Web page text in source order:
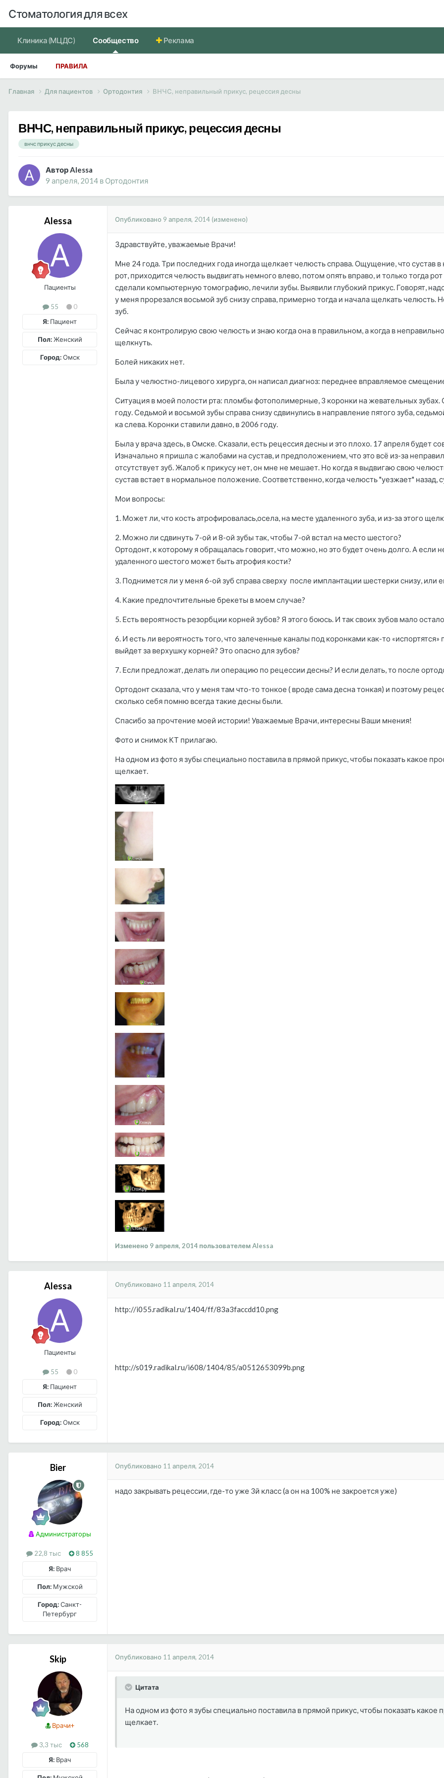
Стоматология для всех
Клиника (МЦДС) Сообщество
Форумы ПРАВИЛА
Реклама
Главная Для пациентов Ортодонтия ВНЧС, неправильный прикус, рецессия десны
ВНЧС, неправильный прикус, рецессия десны
внчс прикус десны
Автор Alessa
9 апреля, 2014 в Ортодонтия
Alessa
Пациенты
55
0
Я: Пациент
Пол:Женский
Город:Омск
Опубликовано 9 апреля, 2014 (изменено)
Здравствуйте, уважаемые Врачи!
Мне 24 года. Три последних года иногда щелкает челюсть справа. Ощущение, что
рот, приходится челюсть выдвигать немного влево, потом опять вправо, и только тогда
сделали компьютерную томографию, лечили зубы. Выявили глубокий прикус. Говорят,
у меня прорезался восьмой зуб снизу справа, примерно тогда и начала щелкать
зуб.
Сейчас я контролирую свою челюсть и знаю когда она в правильном, а когда в
щелкнуть.
Болей никаких нет.
Была у челюстно-лицевого хирурга, он написал диагноз: переднее вправляемое
Ситуация в моей полости рта: пломбы фотополимерные, 3 коронки на жевательных зубах.
году. Седьмой и восьмой зубы справа снизу сдвинулись в направление пятого зуба,
ка слева. Коронки ставили давно, в 2006 году.
Была у врача здесь, в Омске. Сказали, есть рецессия десны и это плохо. 17 апреля будет
Изначально я пришла с жалобами на сустав, и предположением, что это всё из-за
отсутствует зуб. Жалоб к прикусу нет, он мне не мешает. Но когда я выдвигаю свою
сустав встает в нормальное положение. Соответственно, когда челюсть "уезжает" назад,
Мои вопросы:
1. Может ли, что кость атрофировалась,осела, на месте удаленного зуба, и из-за этого
2. Можно ли сдвинуть 7-ой и 8-ой зубы так, чтобы 7-ой встал на место шестого?
Ортодонт, к которому я обращалась говорит, что можно, но это будет очень долго. А если
удаленного шестого может быть атрофия кости?
3. Поднимется ли у меня 6-ой зуб справа сверху после имплантации шестерки снизу, или
4. Какие предпочтительные брекеты в моем случае?
5. Есть вероятность резорбции корней зубов? Я этого боюсь. И так своих зубов мало
6. И есть ли вероятность того, что залеченные каналы под коронками как-то
выйдет за верхушку корней? Это опасно для зубов?
7. Если предложат, делать ли операцию по рецессии десны? И если делать, то после
Ортодонт сказала, что у меня там что-то тонкое ( вроде сама десна тонкая) и поэтому
сколько себя помню всегда такие десны были.
Спасибо за прочтение моей истории! Уважаемые Врачи, интересны Ваши мнения!
Фото и снимок КТ прилагаю.
На одном из фото я зубы специально поставила в прямой прикус, чтобы показать какое
щелкает.
Изменено 9 апреля, 2014пользователем Alessa
Alessa
Пациенты
55
0
Я: Пациент
Пол:Женский
Город:Омск
Опубликовано 11 апреля, 2014
http://i055.radikal.ru/1404/ff/83a3faccdd10.png
http://s019.radikal.ru/i608/1404/85/a0512653099b.png
Bier
Администраторы
22,8 тыс
8 855
Я: Врач
Пол:Мужской
Город:Санкт-
Петербург
Опубликовано 11 апреля, 2014
надо закрывать рецессии, где-то уже 3й класс (а он на 100% не закроется уже)
Skip
Врачи+
3,3 тыс
568
Я: Врач
Опубликовано 11 апреля, 2014
Цитата
На одном из фото я зубы специально поставила в прямой прикус, чтобы показать какое
щелкает.